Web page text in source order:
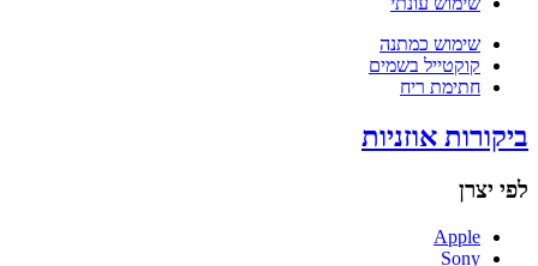
שימוש כמתנה
קוקטייל בשמים
חתימת ריח
ביקורות אוזניות
לפי יצרן
Apple
Sony